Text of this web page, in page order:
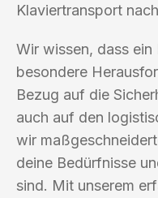
Klaviertransport
Wir wissen, dass
besondere
Bezug auf die
auch auf den
wir
deine Bedürfnisse
sind. Mit unserem